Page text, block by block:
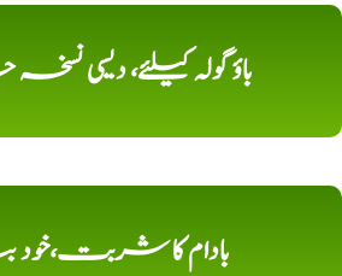
باؤ گولہ کیلئے، دیسی
بادام کا شربت،خود